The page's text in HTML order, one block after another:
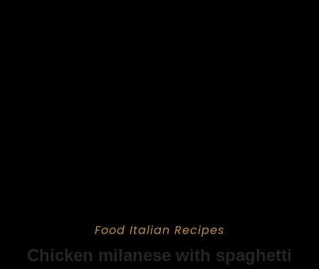
Food Italian Recipes
Chicken milanese with spaghetti